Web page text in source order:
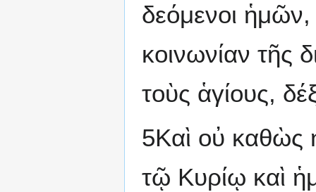
δεόμενοι ἡμῶν,
κοινωνίαν τῆς
τοὺς ἁγίους,
5Καὶ οὐ καθὼς
τῷ Κυρίῳ καὶ